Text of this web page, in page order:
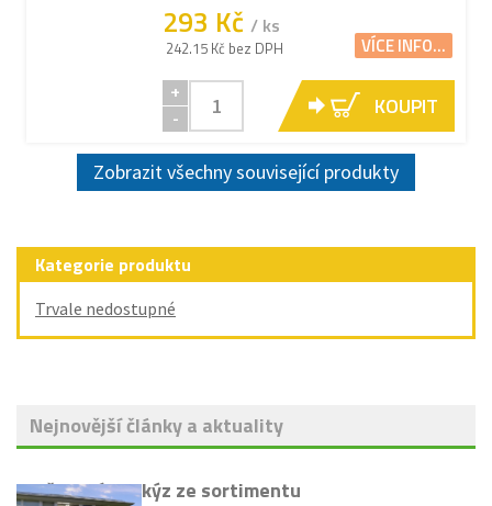
293 Kč / ks
242.15 Kč bez DPH VÍCE INFO...
+
-
KOUPIT
Zobrazit všechny související produkty
Kategorie produktu
Trvale nedostupné
Nejnovější články a aktuality
Vyřazení markýz ze sortimentu